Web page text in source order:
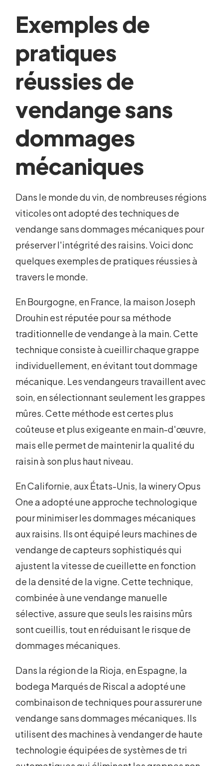
Exemples de
pratiques
réussies de
vendange sans
dommages
mécaniques
Dans le monde du vin, de nombreuses régions
viticoles ont adopté des techniques de
vendange sans dommages mécaniques pour
préserver l'intégrité des raisins. Voici donc
quelques exemples de pratiques réussies à
travers le monde.
En Bourgogne, en France, la maison Joseph
Drouhin est réputée pour sa méthode
traditionnelle de vendange à la main. Cette
technique consiste à cueillir chaque grappe
individuellement, en évitant tout dommage
mécanique. Les vendangeurs travaillent avec
soin, en sélectionnant seulement les grappes
mûres. Cette méthode est certes plus
coûteuse et plus exigeante en main-d'œuvre,
mais elle permet de maintenir la qualité du
raisin à son plus haut niveau.
En Californie, aux États-Unis, la winery Opus
One a adopté une approche technologique
pour minimiser les dommages mécaniques
aux raisins. Ils ont équipé leurs machines de
vendange de capteurs sophistiqués qui
ajustent la vitesse de cueillette en fonction
de la densité de la vigne. Cette technique,
combinée à une vendange manuelle
sélective, assure que seuls les raisins mûrs
sont cueillis, tout en réduisant le risque de
dommages mécaniques.
Dans la région de la Rioja, en Espagne, la
bodega Marqués de Riscal a adopté une
combinaison de techniques pour assurer une
vendange sans dommages mécaniques. Ils
utilisent des machines à vendanger de haute
technologie équipées de systèmes de tri